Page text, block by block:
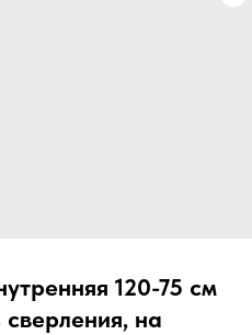
120-75 см
на